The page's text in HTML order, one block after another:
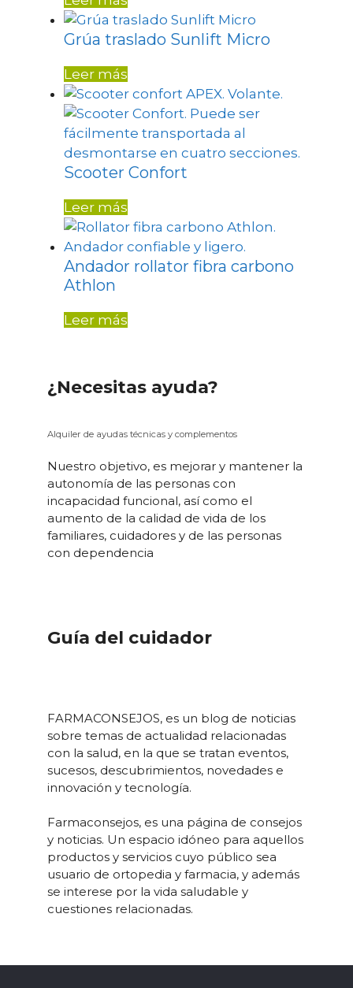
Grúa traslado Sunlift Micro
Leer más
Scooter Confort
Leer más
Andador rollator fibra carbono
Athlon
Leer más
¿Necesitas ayuda?
Alquiler de ayudas técnicas y complementos
Nuestro objetivo, es mejorar y mantener la
autonomía de las personas con
incapacidad funcional, así como el
aumento de la calidad de vida de los
familiares, cuidadores y de las personas
con dependencia
Guía del cuidador
FARMACONSEJOS, es un blog de noticias
sobre temas de actualidad relacionadas
con la salud, en la que se tratan eventos,
sucesos, descubrimientos, novedades e
innovación y tecnología.
Farmaconsejos, es una página de consejos
y noticias. Un espacio idóneo para aquellos
productos y servicios cuyo público sea
usuario de ortopedia y farmacia, y además
se interese por la vida saludable y
cuestiones relacionadas.